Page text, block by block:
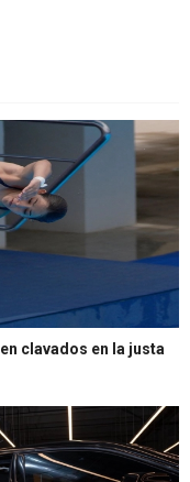
clavados en la justa